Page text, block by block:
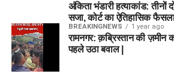
अंकिता भंडारी हत्याकांड: तीनों
सजा, कोर्ट का ऐतिहासिक
BREAKINGNEWS 1 year ago
रामनगर: क़ब्रिस्तान की ज़मीन
पहले उठा बवाल |